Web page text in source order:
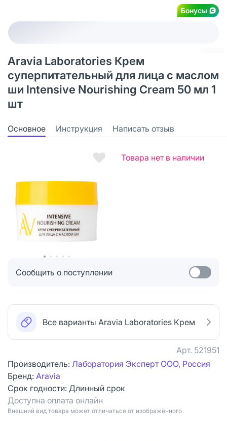
Бонусы
Aravia Laboratories Крем
суперпитательный для лица с маслом
ши Intensive Nourishing Cream 50 мл 1
шт
Основное Инструкция Написать отзыв
Товара нет в наличии
Сообщить о поступлении
Все варианты Aravia Laboratories Крем
Арт. 521951
Производитель: Лаборатория Эксперт ООО, Россия
Бренд: Aravia
Срок годности: Длинный срок
Доступна оплата онлайн
Bнешний вид товара может отличаться от изображённого